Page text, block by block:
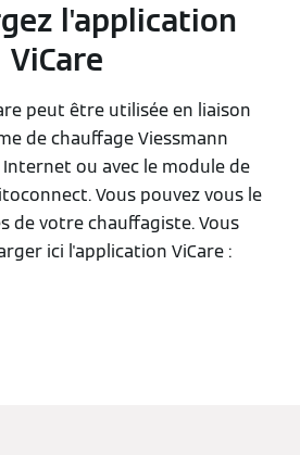
l'application
ViCare
peut être utilisée en liaison
de chauffage Viessmann
ou avec le module de
Vous pouvez vous le
de votre chauffagiste. Vous
ici l'application ViCare :